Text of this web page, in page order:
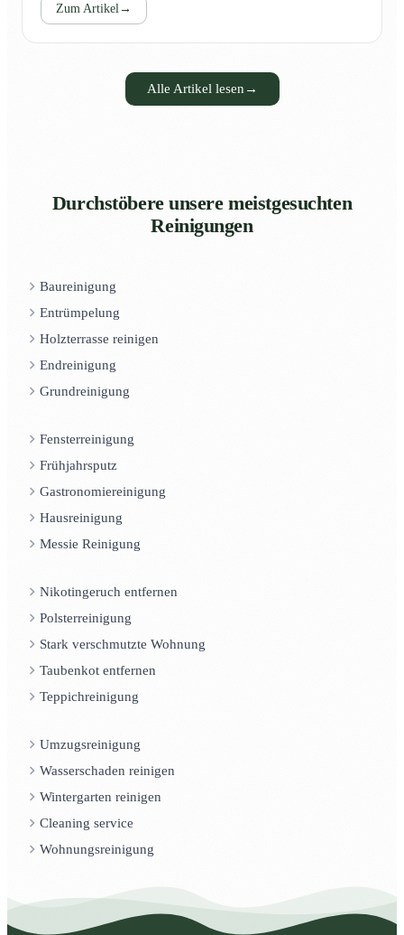
Zum Artikel →
Alle Artikel lesen →
Durchstöbere unsere meistgesuchten
Reinigungen
Baureinigung
Entrümpelung
Holzterrasse reinigen
Endreinigung
Grundreinigung
Fensterreinigung
Frühjahrsputz
Gastronomiereinigung
Hausreinigung
Messie Reinigung
Nikotingeruch entfernen
Polsterreinigung
Stark verschmutzte Wohnung
Taubenkot entfernen
Teppichreinigung
Umzugsreinigung
Wasserschaden reinigen
Wintergarten reinigen
Cleaning service
Wohnungsreinigung